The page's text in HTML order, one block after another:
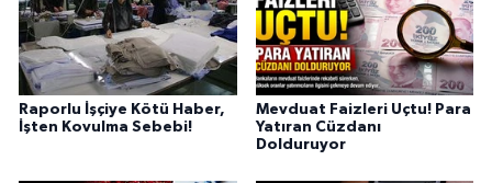
Raporlu İşçiye Kötü Haber,
İşten Kovulma Sebebi!
Mevduat Faizleri Uçtu! Para
Yatıran Cüzdanı
Dolduruyor